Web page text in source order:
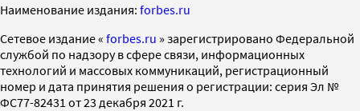
Наименование издания: forbes.ru
Cетевое издание « forbes.ru » зарегистрировано Федеральной
службой по надзору в сфере связи, информационных
технологий и массовых коммуникаций, регистрационный
номер и дата принятия решения о регистрации: серия Эл №
ФС77-82431 от 23 декабря 2021 г.